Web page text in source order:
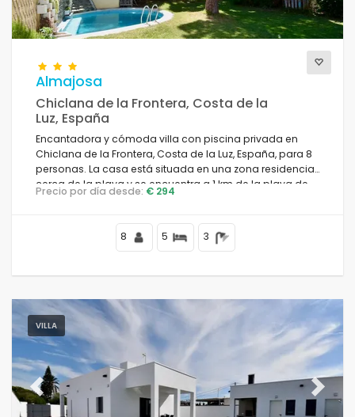
Almajosa
Chiclana de la Frontera, Costa de la
Luz, España
Encantadora y cómoda villa con piscina privada en
Chiclana de la Frontera, Costa de la Luz, España, para 8
personas. La casa está situada en una zona residencial
cerca de la playa y se encuentra a 1 km de la playa de
La Barrosa.
Precio por día desde: € 294
8 5 3
VILLA
Previous Next